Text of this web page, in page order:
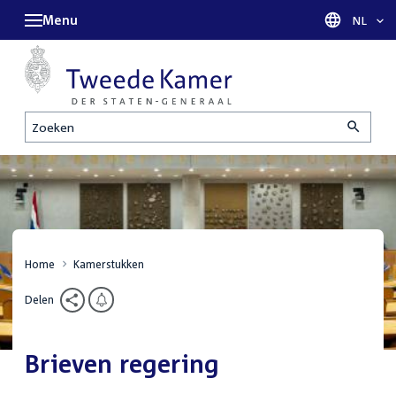
Zoeken
Menu Taal
NL
Home Kamerstukken
Delen
Brieven regering